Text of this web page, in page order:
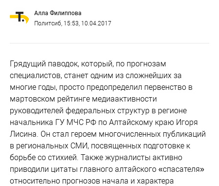
Алла Филиппова
Политсиб, 15:53, 10.04.2017
Грядущий паводок, который, по прогнозам
специалистов, станет одним из сложнейших за
многие годы, просто предопределил первенство в
мартовском рейтинге медиаактивности
руководителей федеральных структур в регионе
начальника ГУ МЧС РФ по Алтайскому краю Игоря
Лисина. Он стал героем многочисленных публикаций
в региональных СМИ, посвященных подготовке к
борьбе со стихией. Также журналисты активно
приводили цитаты главного алтайского «спасателя»
относительно прогнозов начала и характера